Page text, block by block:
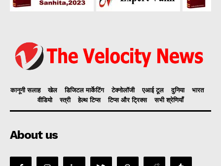
कानूनी सलाह खेल डिजिटल मार्केटिंग टेक्नोलॉजी एआई टूल दुनिया
भारत
वीडियो
स्त्री हेल्थ टिप्स टिप्स और ट्रिक्स सभी श्रेणियाँ
About us